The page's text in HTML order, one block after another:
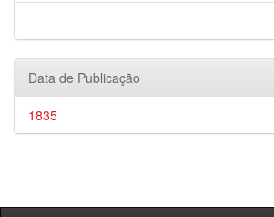
Data de Publicação
1835